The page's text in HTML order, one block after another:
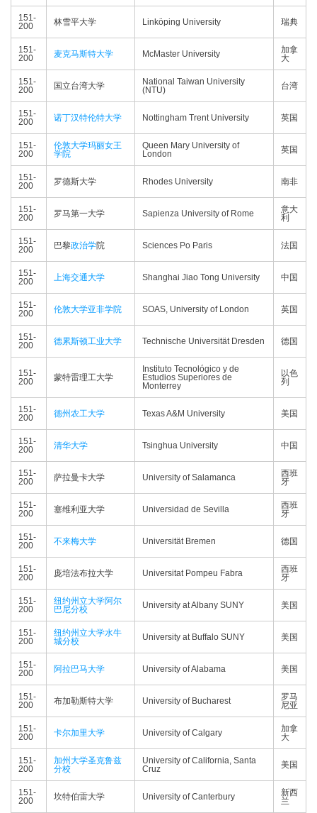
151-
200
林雪平大学 Linköping University 瑞典
151-
200
麦克马斯特大学 McMaster University
加拿
大
151-
200
国立台湾大学
National Taiwan University
(NTU)
台湾
151-
200
诺丁汉特伦特大学 Nottingham Trent University 英国
151-
200
伦敦大学玛丽女王
学院
Queen Mary University of
London
英国
151-
200
罗德斯大学 Rhodes University 南非
151-
200
罗马第一大学 Sapienza University of Rome
意大
利
151-
200
巴黎政治学院 Sciences Po Paris 法国
151-
200
上海交通大学 Shanghai Jiao Tong University 中国
151-
200
伦敦大学亚非学院 SOAS, University of London 英国
151-
200
德累斯顿工业大学 Technische Universität Dresden 德国
151-
200
蒙特雷理工大学
Instituto Tecnológico y de
Estudios Superiores de
Monterrey
以色
列
151-
200
德州农工大学 Texas A&M University 美国
151-
200
清华大学 Tsinghua University 中国
151-
200
萨拉曼卡大学 University of Salamanca
西班
牙
151-
200
塞维利亚大学 Universidad de Sevilla
西班
牙
151-
200
不来梅大学 Universität Bremen 德国
151-
200
庞培法布拉大学 Universitat Pompeu Fabra
西班
牙
151-
200
纽约州立大学阿尔
巴尼分校
University at Albany SUNY 美国
151-
200
纽约州立大学水牛
城分校
University at Buffalo SUNY 美国
151-
200
阿拉巴马大学 University of Alabama 美国
151-
200
布加勒斯特大学 University of Bucharest
罗马
尼亚
151-
200
卡尔加里大学 University of Calgary
加拿
大
151-
200
加州大学圣克鲁兹
分校
University of California, Santa
Cruz
美国
151-
200
坎特伯雷大学 University of Canterbury
新西
兰